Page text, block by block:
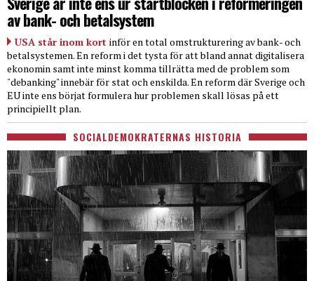
av bank- och betalsystem
USA står inom kort inför en total omstrukturering av bank- och
betalsystemen. En reform i det tysta för att bland annat digitalisera
ekonomin samt inte minst komma tillrätta med de problem som
"debanking" innebär för stat och enskilda. En reform där Sverige och
EU inte ens börjat formulera hur problemen skall lösas på ett
principiellt plan.
SOCIALDEMOKRATERNAS HISTORIA